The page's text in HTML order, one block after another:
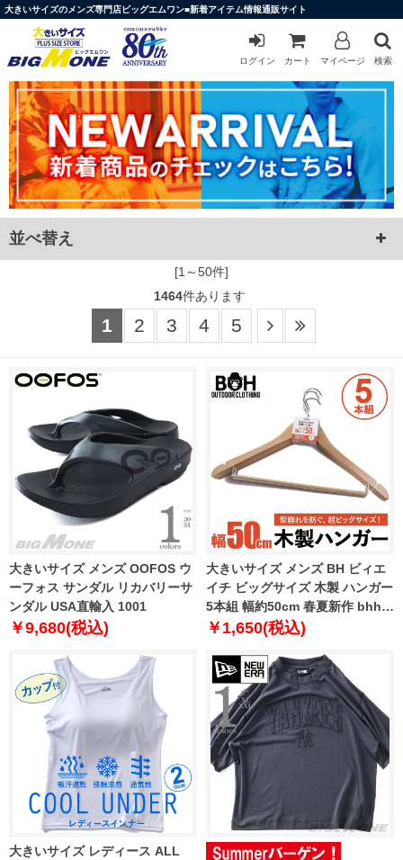
大きいサイズのメンズ専門店ビッグエムワン■新着アイテム情報通販サイト
ログイン カート マイページ 検索
並べ替え
[1～50件]
1464件あります
1 2 3 4 5
大きいサイズ メンズ OOFOS ウ
ーフォス サンダル リカバリーサ
ンダル USA直輸入 1001
￥9,680(税込)
大きいサイズ メンズ BH ビィエ
イチ ビッグサイズ 木製 ハンガー
5本組 幅約50cm 春夏新作 bhhg-
269001
￥1,650(税込)
大きいサイズ レディース ALL